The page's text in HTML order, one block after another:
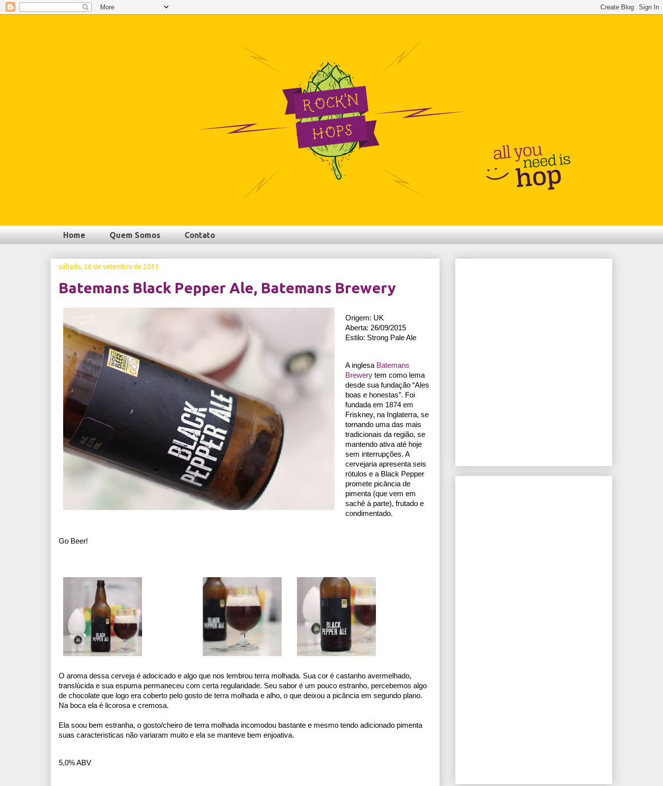
Home Quem Somos Contato
sábado, 26 de setembro de 2015
Batemans Black Pepper Ale, Batemans Brewery
Origem: UK
Aberta: 26/09/2015
Estilo: Strong Pale Ale
A inglesa Batemans
Brewery tem como lema
desde sua fundação “Ales
boas e honestas”. Foi
fundada em 1874 em
Friskney, na Inglaterra, se
tornando uma das mais
tradicionais da região, se
mantendo ativa até hoje
sem interrupções. A
cervejaria apresenta seis
rótulos e a Black Pepper
promete picância de
pimenta (que vem em
sachê à parte), frutado e
condimentado.
Go Beer!
O aroma dessa cerveja é adocicado e algo que nos lembrou terra molhada. Sua cor é castanho avermelhado,
translúcida e sua espuma permaneceu com certa regularidade. Seu sabor é um pouco estranho, percebemos algo
de chocolate que logo era coberto pelo gosto de terra molhada e alho, o que deixou a picância em segundo plano.
Na boca ela é licorosa e cremosa.
Ela soou bem estranha, o gosto/cheiro de terra molhada incomodou bastante e mesmo tendo adicionado pimenta
suas caracteristicas não variaram muito e ela se manteve bem enjoativa.
5,0% ABV